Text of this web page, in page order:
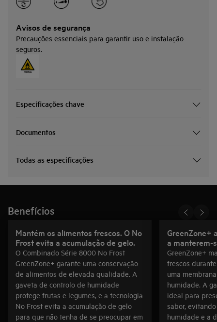
Avisos de segurança
Precauções essenciais para garantir uso e instalação
seguros.
Especificações chave
Documentos
Todas as especificações
Benefícios
Mantém os alimentos frescos. O No
Frost evita a acumulação de gelo.
O Combinado Série 8000 No Frost
GreenZone+ garante uma conservação
de alimentos de elevada qualidade. A
gaveta de controlo de humidade
protege frutas e legumes, e a tecnologia
No Frost evita a acumulação de gelo
para que não tenha de se preocupar em
GreenZone+
a manterem-
GreenZone+
frescos
uma
humidade. A
ideal para
sabor,
humidade e a